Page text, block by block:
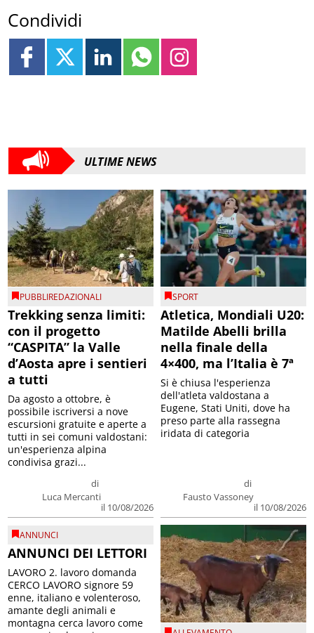
Condividi
ULTIME NEWS
PUBBLIREDAZIONALI
Trekking senza limiti:
con il progetto
“CASPITA” la Valle
d’Aosta apre i sentieri
a tutti
di
Luca Mercanti
il 10/08/2026
Da agosto a ottobre, è
possibile iscriversi a nove
escursioni gratuite e aperte a
tutti in sei comuni valdostani:
un'esperienza alpina
condivisa grazi...
SPORT
Atletica, Mondiali U20:
Matilde Abelli brilla
nella finale della
4×400, ma l’Italia è 7ª
di
Fausto Vassoney
il 10/08/2026
Si è chiusa l'esperienza
dell'atleta valdostana a
Eugene, Stati Uniti, dove ha
preso parte alla rassegna
iridata di categoria
ANNUNCI
ANNUNCI DEI LETTORI
LAVORO 2. lavoro domanda
CERCO LAVORO signore 59
enne, italiano e volenteroso,
amante degli animali e
montagna cerca lavoro come